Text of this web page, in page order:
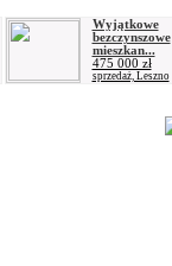
Wyjątkowe
bezczynszowe
mieszkan...
475 000 zł
sprzedaż, Leszno